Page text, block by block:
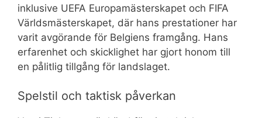
inklusive UEFA Europamästerskapet och FIFA
Världsmästerskapet, där hans prestationer har
varit avgörande för Belgiens framgång. Hans
erfarenhet och skicklighet har gjort honom till
en pålitlig tillgång för landslaget.
Spelstil och taktisk påverkan